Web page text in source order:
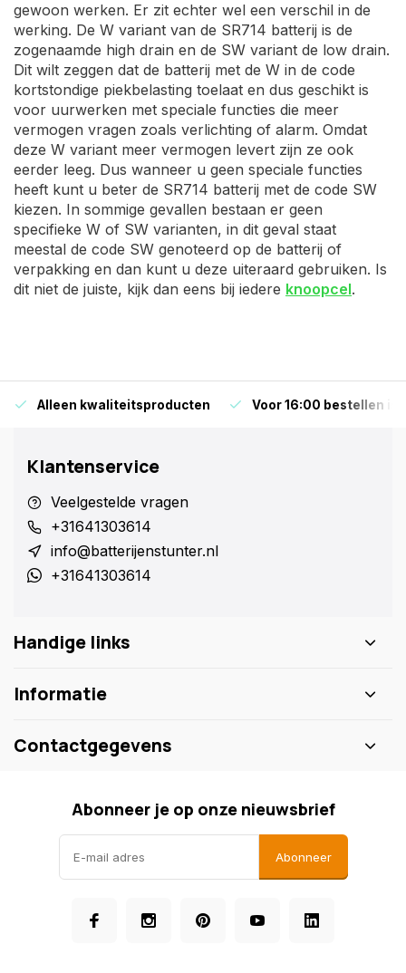
gewoon werken. Er zit echter wel een verschil in de
werking. De W variant van de SR714 batterij is de
zogenaamde high drain en de SW variant de low drain.
Dit wilt zeggen dat de batterij met de W in de code
kortstondige piekbelasting toelaat en dus geschikt is
voor uurwerken met speciale functies die meer
vermogen vragen zoals verlichting of alarm. Omdat
deze W variant meer vermogen levert zijn ze ook
eerder leeg. Dus wanneer u geen speciale functies
heeft kunt u beter de SR714 batterij met de code SW
kiezen. In sommige gevallen bestaan er geen
specifieke W of SW varianten, in dit geval staat
meestal de code SW genoteerd op de batterij of
verpakking en dan kunt u deze uiteraard gebruiken. Is
dit niet de juiste, kijk dan eens bij iedere knoopcel.
Alleen kwaliteitsproducten Voor 16:00 bestellen is
Klantenservice
Veelgestelde vragen
+31641303614
info@batterijenstunter.nl
+31641303614
Handige links
Informatie
Contactgegevens
Abonneer je op onze nieuwsbrief
Abonneer